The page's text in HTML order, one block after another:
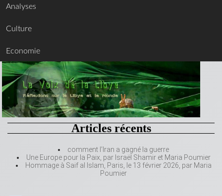
Analyses
Culture
Economie
Articles récents
comment l’Iran a gagné la guerre
Une Europe pour la Paix, par Israël Shamir et Maria Poumier
Hommage à Saif al Islam, Paris, le 13 février 2026, par Maria
Poumier